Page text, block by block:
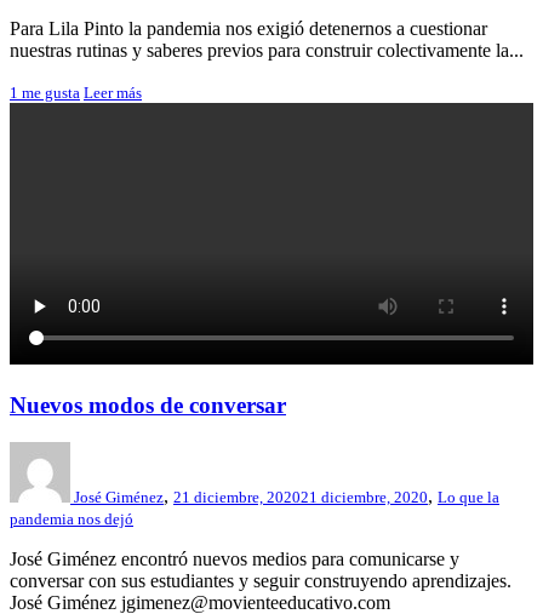
Para Lila Pinto la pandemia nos exigió detenernos a cuestionar
nuestras rutinas y saberes previos para construir colectivamente la...
1 me gusta Leer más
Nuevos modos de conversar
José Giménez, 21 diciembre, 202021 diciembre, 2020, Lo que la
pandemia nos dejó
José Giménez encontró nuevos medios para comunicarse y
conversar con sus estudiantes y seguir construyendo aprendizajes.
José Giménez jgimenez@movienteeducativo.com